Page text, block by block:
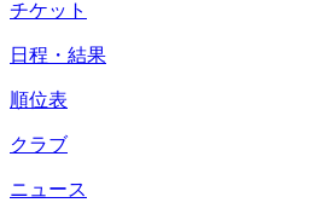
チケット
日程・結果
順位表
クラブ
ニュース